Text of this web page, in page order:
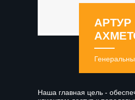
Наша главная цель -
АРТУР